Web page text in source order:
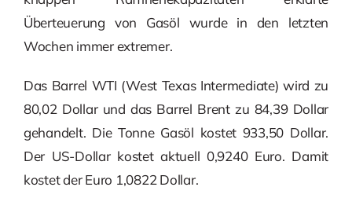
Überteuerung von Gasöl wurde in den letzten
Wochen immer extremer.
Das Barrel WTI (West Texas Intermediate) wird zu
80,02 Dollar und das Barrel Brent zu 84,39 Dollar
gehandelt. Die Tonne Gasöl kostet 933,50 Dollar.
Der US-Dollar kostet aktuell 0,9240 Euro. Damit
kostet der Euro 1,0822 Dollar.